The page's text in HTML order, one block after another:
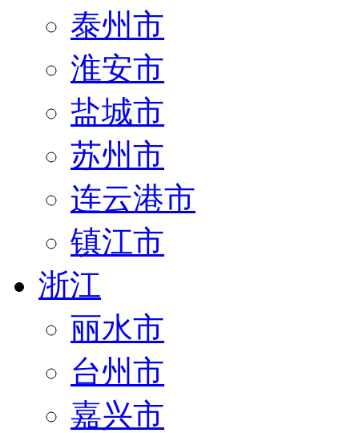
泰州市
淮安市
盐城市
苏州市
连云港市
镇江市
浙江
丽水市
台州市
嘉兴市